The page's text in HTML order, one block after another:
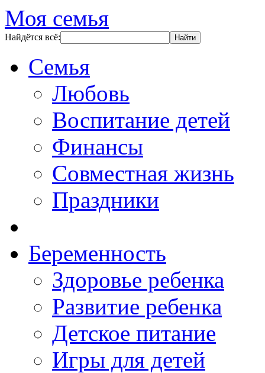
Моя семья
Найдётся всё:
Семья
Любовь
Воспитание детей
Финансы
Совместная жизнь
Праздники
Беременность
Здоровье ребенка
Развитие ребенка
Детское питание
Игры для детей